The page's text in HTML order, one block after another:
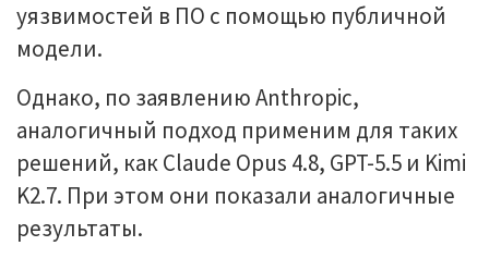
уязвимостей в ПО с помощью публичной
модели.
Однако, по заявлению Anthropic,
аналогичный подход применим для таких
решений, как Claude Opus 4.8, GPT-5.5 и Kimi
K2.7. При этом они показали аналогичные
результаты.